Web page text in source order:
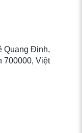
Quang Định,
700000, Việt